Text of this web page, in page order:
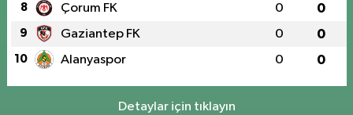
8 Çorum FK 0 0
9 Gaziantep FK 0 0
10 Alanyaspor 0 0
Detaylar için tıklayın